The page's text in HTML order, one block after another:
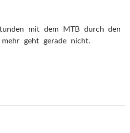
mit dem MTB durch den
geht gerade nicht.